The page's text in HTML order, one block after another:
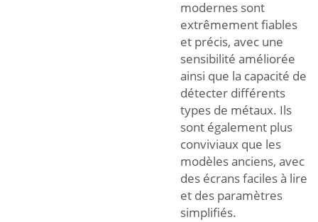
modernes sont
extrêmement fiables
et précis, avec une
sensibilité améliorée
ainsi que la capacité de
détecter différents
types de métaux. Ils
sont également plus
conviviaux que les
modèles anciens, avec
des écrans faciles à lire
et des paramètres
simplifiés.